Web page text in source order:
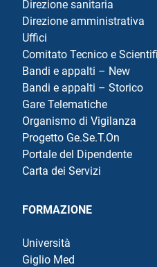
Direzione sanitaria
Direzione amministrativa
Uffici
Comitato Tecnico e
Bandi e appalti – New
Bandi e appalti – Storico
Gare Telematiche
Organismo di Vigilanza
Progetto Ge.Se.T.On
Portale del Dipendente
Carta dei Servizi
FORMAZIONE
Università
Giglio Med